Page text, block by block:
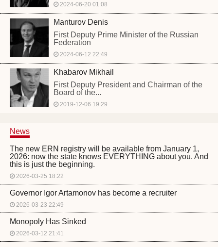
2024-06-20 01:08
Manturov Denis
First Deputy Prime Minister of the Russian
Federation
2024-06-12 22:49
Khabarov Mikhail
First Deputy President and Chairman of the
Board of the...
2019-12-06 19:29
News
The new ERN registry will be available from January 1,
2026: now the state knows EVERYTHING about you. And
this is just the beginning.
2026-03-25 18:22
Governor Igor Artamonov has become a recruiter
2026-03-23 22:49
Monopoly Has Sinked
2026-03-12 21:41